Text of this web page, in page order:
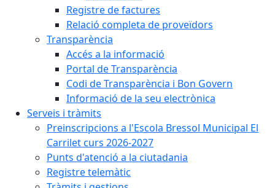
Registre de factures
Relació completa de proveïdors
Transparència
Accés a la informació
Portal de Transparència
Codi de Transparència i Bon Govern
Informació de la seu electrònica
Serveis i tràmits
Preinscripcions a l'Escola Bressol Municipal El
Carrilet curs 2026-2027
Punts d'atenció a la ciutadania
Registre telemàtic